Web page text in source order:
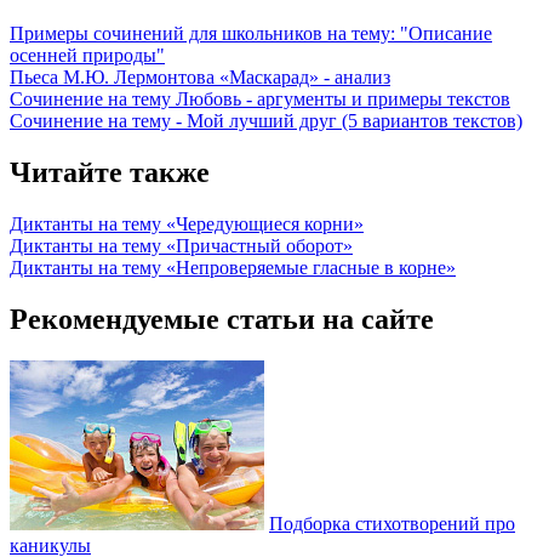
Примеры сочинений для школьников на тему: "Описание
осенней природы"
Пьеса М.Ю. Лермонтова «Маскарад» - анализ
Сочинение на тему Любовь - аргументы и примеры текстов
Сочинение на тему - Мой лучший друг (5 вариантов текстов)
Читайте также
Диктанты на тему «Чередующиеся корни»
Диктанты на тему «Причастный оборот»
Диктанты на тему «Непроверяемые гласные в корне»
Рекомендуемые статьи на сайте
Подборка стихотворений про
каникулы